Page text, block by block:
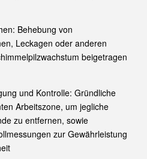
Behebung von
Leckagen oder anderen
beigetragen
und Kontrolle: Gründliche
Arbeitszone, um jegliche
zu entfernen, sowie
zur Gewährleistung